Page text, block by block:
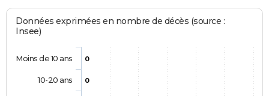
Données exprimées en nombre de décès (source :
Insee)
0
0
Moins de 10 ans
10-20 ans